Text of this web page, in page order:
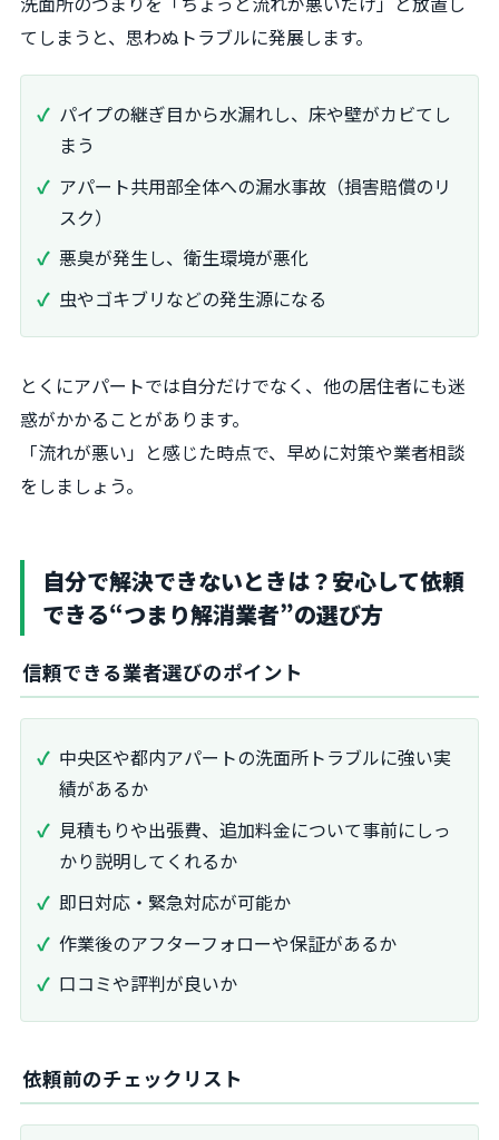
てしまうと、思わぬトラブルに発展します。
パイプの継ぎ目から水漏れし、床や壁がカビてし
まう
アパート共用部全体への漏水事故（損害賠償のリ
スク）
悪臭が発生し、衛生環境が悪化
虫やゴキブリなどの発生源になる
とくにアパートでは自分だけでなく、他の居住者にも迷
惑がかかることがあります。
「流れが悪い」と感じた時点で、早めに対策や業者相談
をしましょう。
自分で解決できないときは？安心して依頼
できる“つまり解消業者”の選び方
信頼できる業者選びのポイント
中央区や都内アパートの洗面所トラブルに強い実
績があるか
見積もりや出張費、追加料金について事前にしっ
かり説明してくれるか
即日対応・緊急対応が可能か
作業後のアフターフォローや保証があるか
口コミや評判が良いか
依頼前のチェックリスト